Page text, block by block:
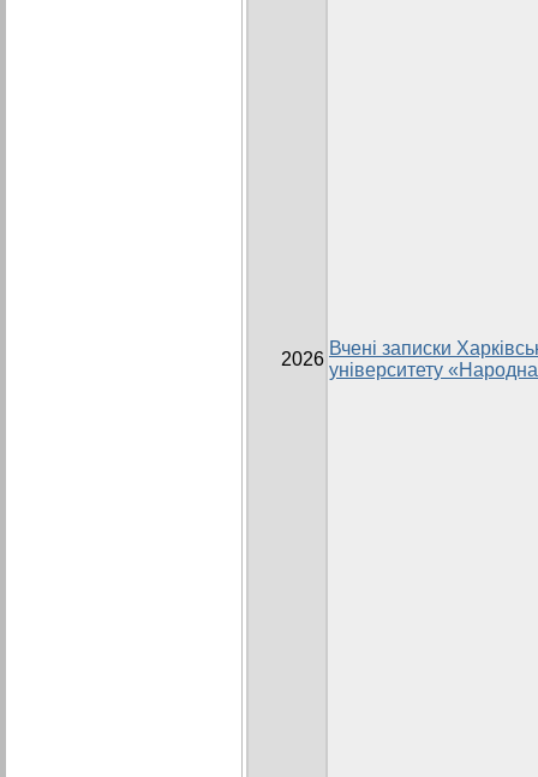
2026
Вчені записки
університету